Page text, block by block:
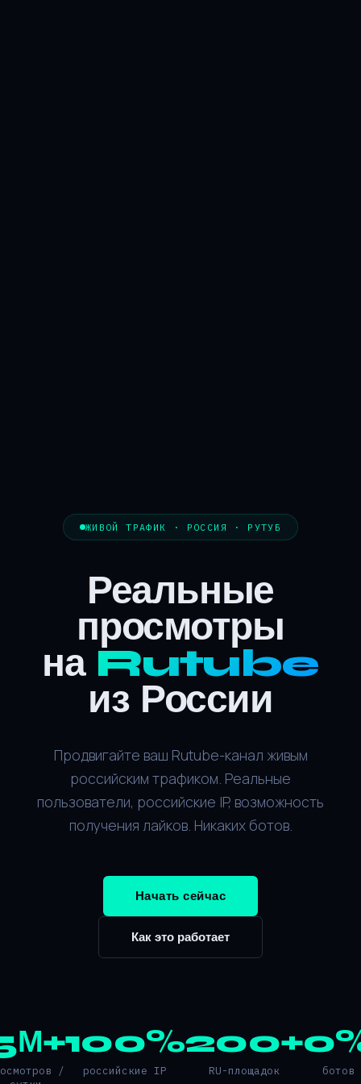
ЖИВОЙ ТРАФИК · РОССИЯ · РУТУБ
Реальные
просмотры
на Rutube
из России
Продвигайте ваш Rutube-канал живым
российским трафиком. Реальные
пользователи, российские IP, возможность
получения лайков. Никаких ботов.
Начать сейчас
Как это работает
/
100%
российские IP
200+
RU-площадок ботов